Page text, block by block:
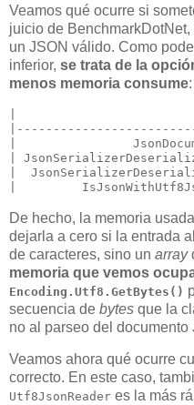
Veamos qué ocurre si
juicio de
un JSON válido. Como
inferior, se trata de la
menos memoria consume:
|
|
|
|
De hecho, la memoria
dejarla a cero si la entrada
de caracteres, sino un array
memoria que vemos
Encoding.Utf8.GetBytes()
secuencia de bytes que la
no al parseo del
Veamos ahora qué ocurre
correcto. En este caso,
Utf8JsonReader es la más